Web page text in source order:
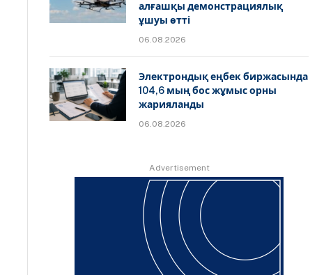
алғашқы демонстрациялық
ұшуы өтті
06.08.2026
Электрондық еңбек биржасында
104,6 мың бос жұмыс орны
жарияланды
06.08.2026
Advertisement